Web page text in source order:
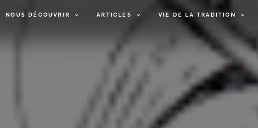
NOUS DÉCOUVRIR ARTICLES VIE DE LA TRADITION